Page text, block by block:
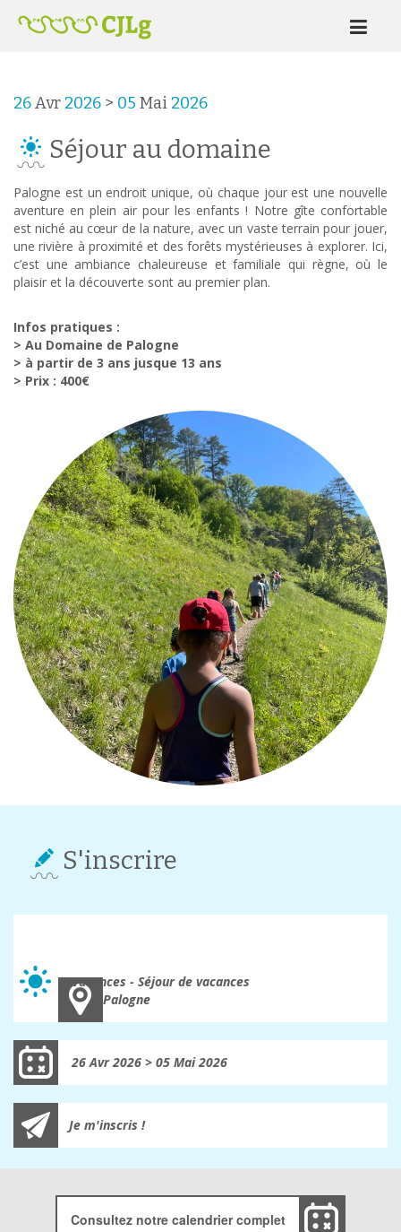
26Avr 2026 > 05 Mai 2026
Séjour au domaine
Palogne est un endroit unique, où chaque jour est une nouvelle
aventure en plein air pour les enfants ! Notre gîte confortable
est niché au cœur de la nature, avec un vaste terrain pour jouer,
une rivière à proximité et des forêts mystérieuses à explorer. Ici,
c’est une ambiance chaleureuse et familiale qui règne, où le
plaisir et la découverte sont au premier plan.
Infos pratiques :
> Au Domaine de Palogne
> à partir de 3 ans jusque 13 ans
> Prix : 400€
S'inscrire
Vacances - Séjour de vacances
Palogne
26 Avr 2026 > 05 Mai 2026
Je m'inscris !
Consultez notre calendrier complet